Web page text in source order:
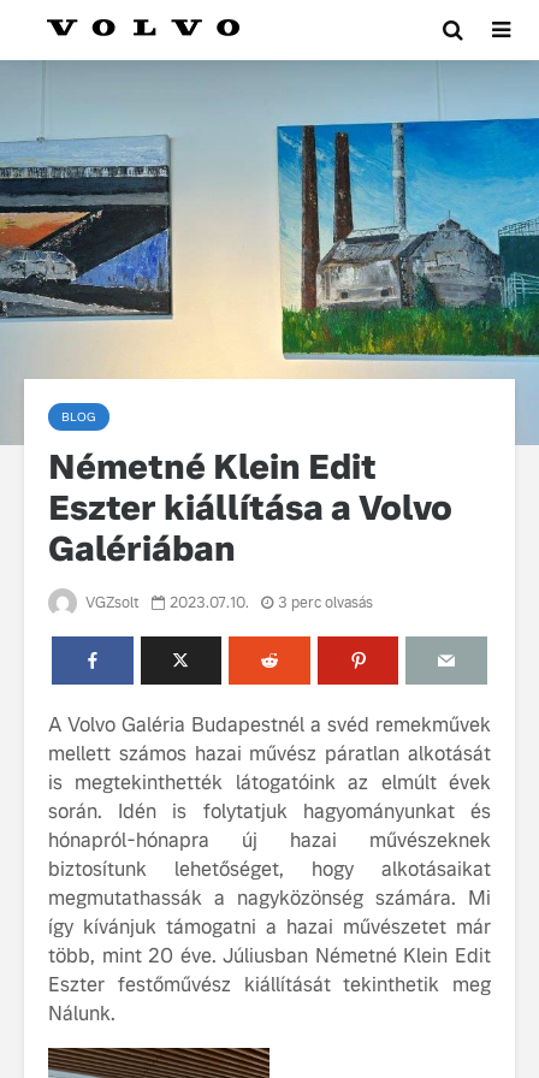
BLOG
Németné Klein Edit
Eszter kiállítása a Volvo
Galériában
VGZsolt 2023.07.10. 3 perc olvasás
A Volvo Galéria Budapestnél a svéd remekművek
mellett számos hazai művész páratlan alkotását
is megtekinthették látogatóink az elmúlt évek
során. Idén is folytatjuk hagyományunkat és
hónapról-hónapra új hazai művészeknek
biztosítunk lehetőséget, hogy alkotásaikat
megmutathassák a nagyközönség számára. Mi
így kívánjuk támogatni a hazai művészetet már
több, mint 20 éve. Júliusban Németné Klein Edit
Eszter festőművész kiállítását tekinthetik meg
Nálunk.
Volvo élmények a
Lajvér Pikniken
Milliók számára lett
elérhető a Volvo
Car UX élmény
Az új Volvo EX60 új
szintre emeli a
fenntarthatóságot
A Volvo
bemutatja
gondosan
amelynek